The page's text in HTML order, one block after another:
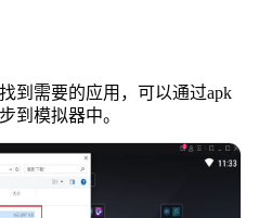
到需要的应用，可以通过apk
到模拟器中。